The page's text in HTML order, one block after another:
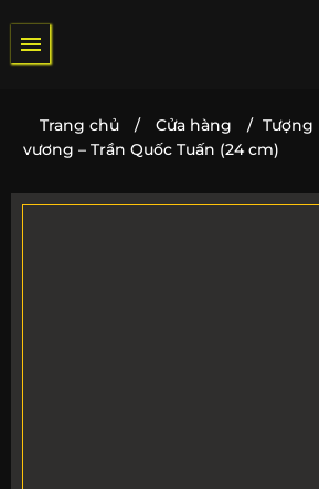
qua
nội
Trang chủ / Cửa hàng / Tượng
vương – Trần Quốc Tuấn (24 cm)